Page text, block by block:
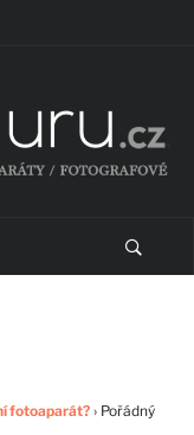
fotoaparát? › Pořádný